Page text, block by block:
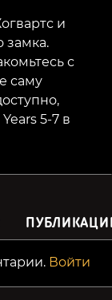
и
замка.
с
саму
5-7 в
Войти